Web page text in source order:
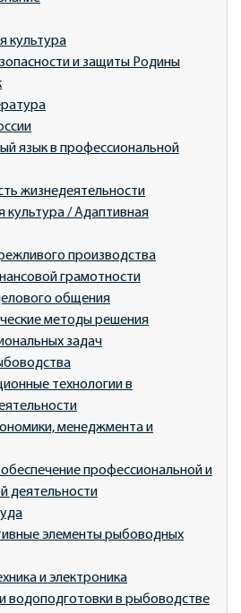
культура
и защиты Родины
язык в профессиональной
жизнедеятельности
культура / Адаптивная
производства
грамотности
общения
методы решения
задач
технологии в
менеджмента и
профессиональной и
деятельности
элементы рыбоводных
и электроника
водоподготовки в рыбоводстве